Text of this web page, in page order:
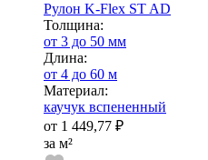
Рулон K-Flex ST AD
Тол­щи­на:
от 3 до 50 мм
Длина:
от 4 до 60 м
Ма­­те­­ри­­ал:
каучук вспененный
от 1 449,77 ₽
за м²